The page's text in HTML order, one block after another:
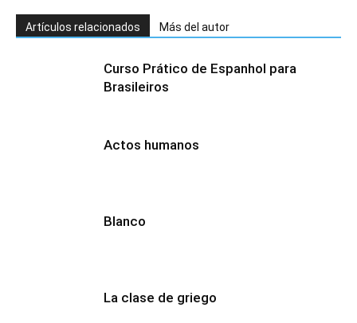
Artículos relacionados Más del autor
Curso Prático de Espanhol para
Brasileiros
Actos humanos
Blanco
La clase de griego